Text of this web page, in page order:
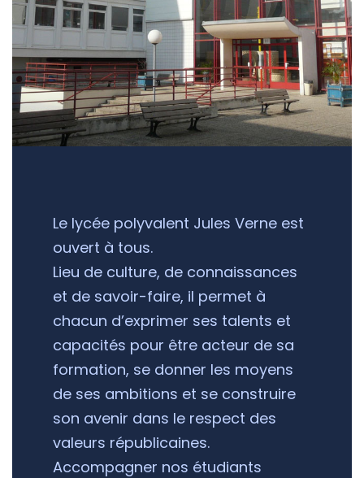
Le lycée polyvalent Jules Verne est
ouvert à tous.
Lieu de culture, de connaissances
et de savoir-faire, il permet à
chacun d’exprimer ses talents et
capacités pour être acteur de sa
formation, se donner les moyens
de ses ambitions et se construire
son avenir dans le respect des
valeurs républicaines.
Accompagner nos étudiants